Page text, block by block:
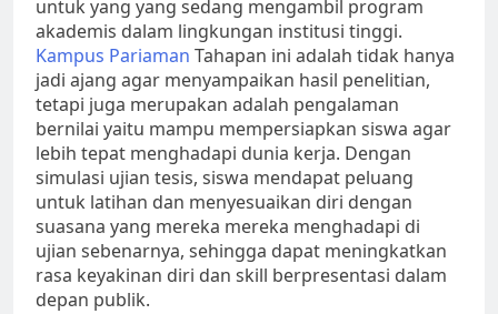
untuk yang yang sedang mengambil program
akademis dalam lingkungan institusi tinggi.
Kampus Pariaman Tahapan ini adalah tidak hanya
jadi ajang agar menyampaikan hasil penelitian,
tetapi juga merupakan adalah pengalaman
bernilai yaitu mampu mempersiapkan siswa agar
lebih tepat menghadapi dunia kerja. Dengan
simulasi ujian tesis, siswa mendapat peluang
untuk latihan dan menyesuaikan diri dengan
suasana yang mereka mereka menghadapi di
ujian sebenarnya, sehingga dapat meningkatkan
rasa keyakinan diri dan skill berpresentasi dalam
depan publik.